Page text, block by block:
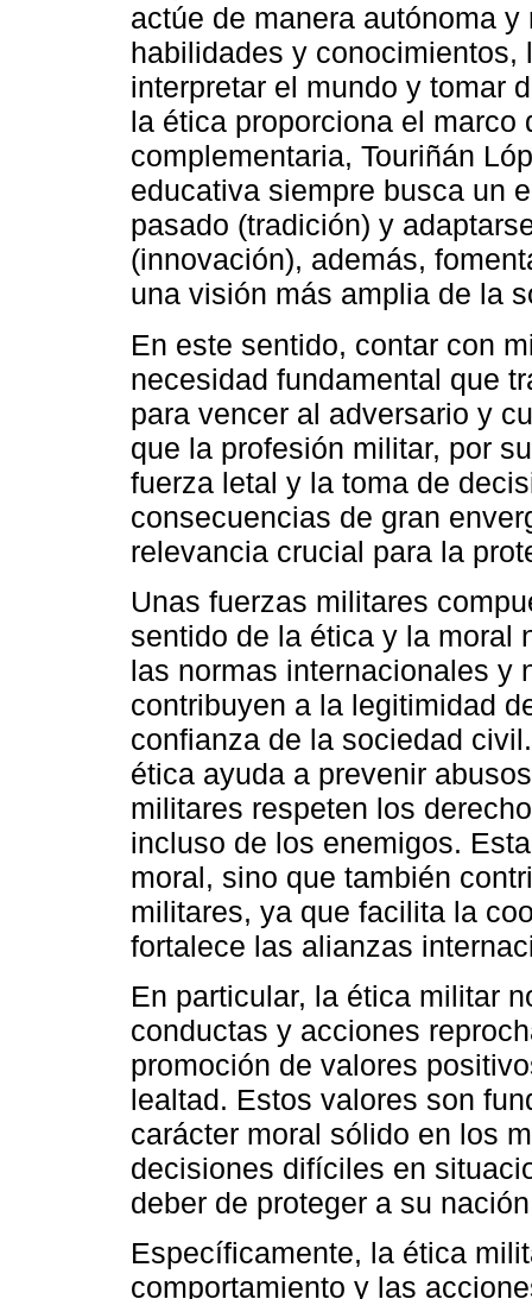
actúe de manera autónoma
habilidades y
interpretar el mundo y tomar
la ética proporciona el
complementaria, Touriñán
educativa siempre busca un
pasado (tradición) y
(innovación), además,
una visión más amplia de la
En este sentido, contar con
necesidad fundamental que
para vencer al adversario y
que la profesión militar, por
fuerza letal y la toma de
consecuencias de gran
relevancia crucial para la
Unas fuerzas militares
sentido de la ética y la moral
las normas internacionales y
contribuyen a la legitimidad
confianza de la sociedad
ética ayuda a prevenir
militares respeten los
incluso de los enemigos.
moral, sino que también
militares, ya que facilita la
fortalece las alianzas
En particular, la ética militar
conductas y acciones
promoción de valores
lealtad. Estos valores son
carácter moral sólido en los
decisiones difíciles en
deber de proteger a su
Específicamente, la ética
comportamiento y las